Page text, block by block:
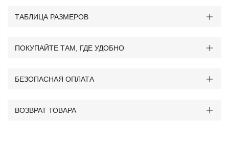
ТАБЛИЦА РАЗМЕРОВ
ПОКУПАЙТЕ ТАМ, ГДЕ УДОБНО
БЕЗОПАСНАЯ ОПЛАТА
ВОЗВРАТ ТОВАРА